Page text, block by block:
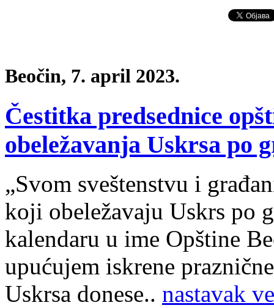
Beočin, 7. april 2023.
Čestitka predsednice
obeležavanja Uskrsa po
„Svom sveštenstvu i
koji obeležavaju Uskrs po
kalendaru u ime Opštine
upućujem iskrene
Uskrsa donese.. nastavak